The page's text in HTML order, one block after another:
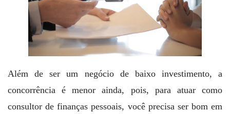
Além de ser um negócio de baixo investimento, a
concorrência é menor ainda, pois, para atuar como
consultor de finanças pessoais, você precisa ser bom em